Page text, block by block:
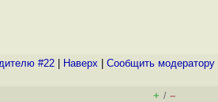
#22 Наверх Cообщить модератору
+ / –